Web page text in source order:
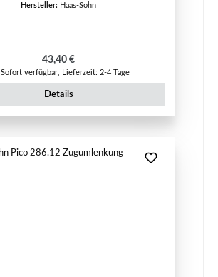
Hersteller: Haas-Sohn
Regulärer Preis:
43,40 €
Sofort verfügbar, Lieferzeit: 2-4 Tage
Details